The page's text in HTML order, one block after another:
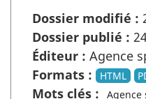
Dossier modifié :
Dossier publié :
Éditeur : Agence
Formats :
HTML
Mots clés : Agence